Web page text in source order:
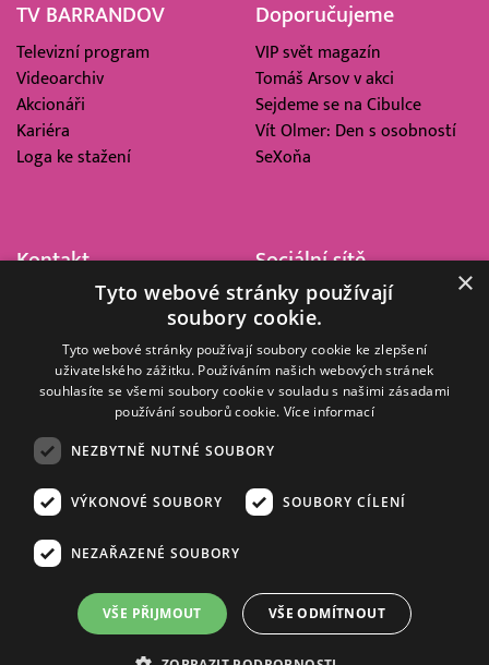
TV BARRANDOV
Televizní program
Videoarchiv
Akcionáři
Kariéra
Loga ke stažení
Doporučujeme
VIP svět magazín
Tomáš Arsov v akci
Sejdeme se na Cibulce
Vít Olmer: Den s osobností
SeXoňa
Kontakt
Barrandov Televizní Studio,
Kříženeckého nám. 322
152 00 Praha 5
IČ 416 93 311
Sociální sítě
© 2008–2026 EMPRESA MEDIA, a.s. Všechna práva vyhrazena.
Zásady ochrany osobních a dalších zpracovávaných údajů
Informace o měření sledovanosti videa ve video archivu
Nielsen Digital Measurement
. Využíváme grafické podklady z
×
Tyto webové stránky používají
soubory cookie.
Tyto webové stránky používají soubory cookie ke zlepšení
uživatelského zážitku. Používáním našich webových stránek
souhlasíte se všemi soubory cookie v souladu s našimi zásadami
používání souborů cookie. Více informací
NEZBYTNĚ NUTNÉ SOUBORY
VÝKONOVÉ SOUBORY SOUBORY CÍLENÍ
NEZAŘAZENÉ SOUBORY
VŠE PŘIJMOUT VŠE ODMÍTNOUT